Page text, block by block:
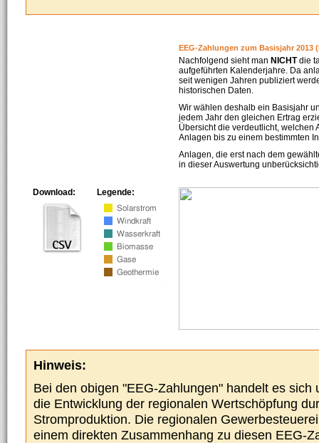
EEG-Zahlungen zum Basisjahr 2013
Nachfolgend sieht man NICHTdie
aufgeführten Kalenderjahre. Da
seit wenigen Jahren publiziert
historischen Daten.
Wir wählen deshalb ein Basisjahr
jedem Jahr den gleichen Ertrag
Übersicht die verdeutlicht, welchen
Anlagen bis zu einem bestimmten
Anlagen, die erst nach dem
in dieser Auswertung
Legende:
Download:
Hinweis:
Bei den obigen "EEG-Zahlungen" handelt es sich
die Entwicklung der regionalen Wertschöpfung
Stromproduktion. Die regionalen
einem direkten Zusammenhang zu diesen EEG-